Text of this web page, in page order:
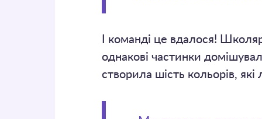
І команді це вдалося!
однакові частинки
створила шість кольорів,